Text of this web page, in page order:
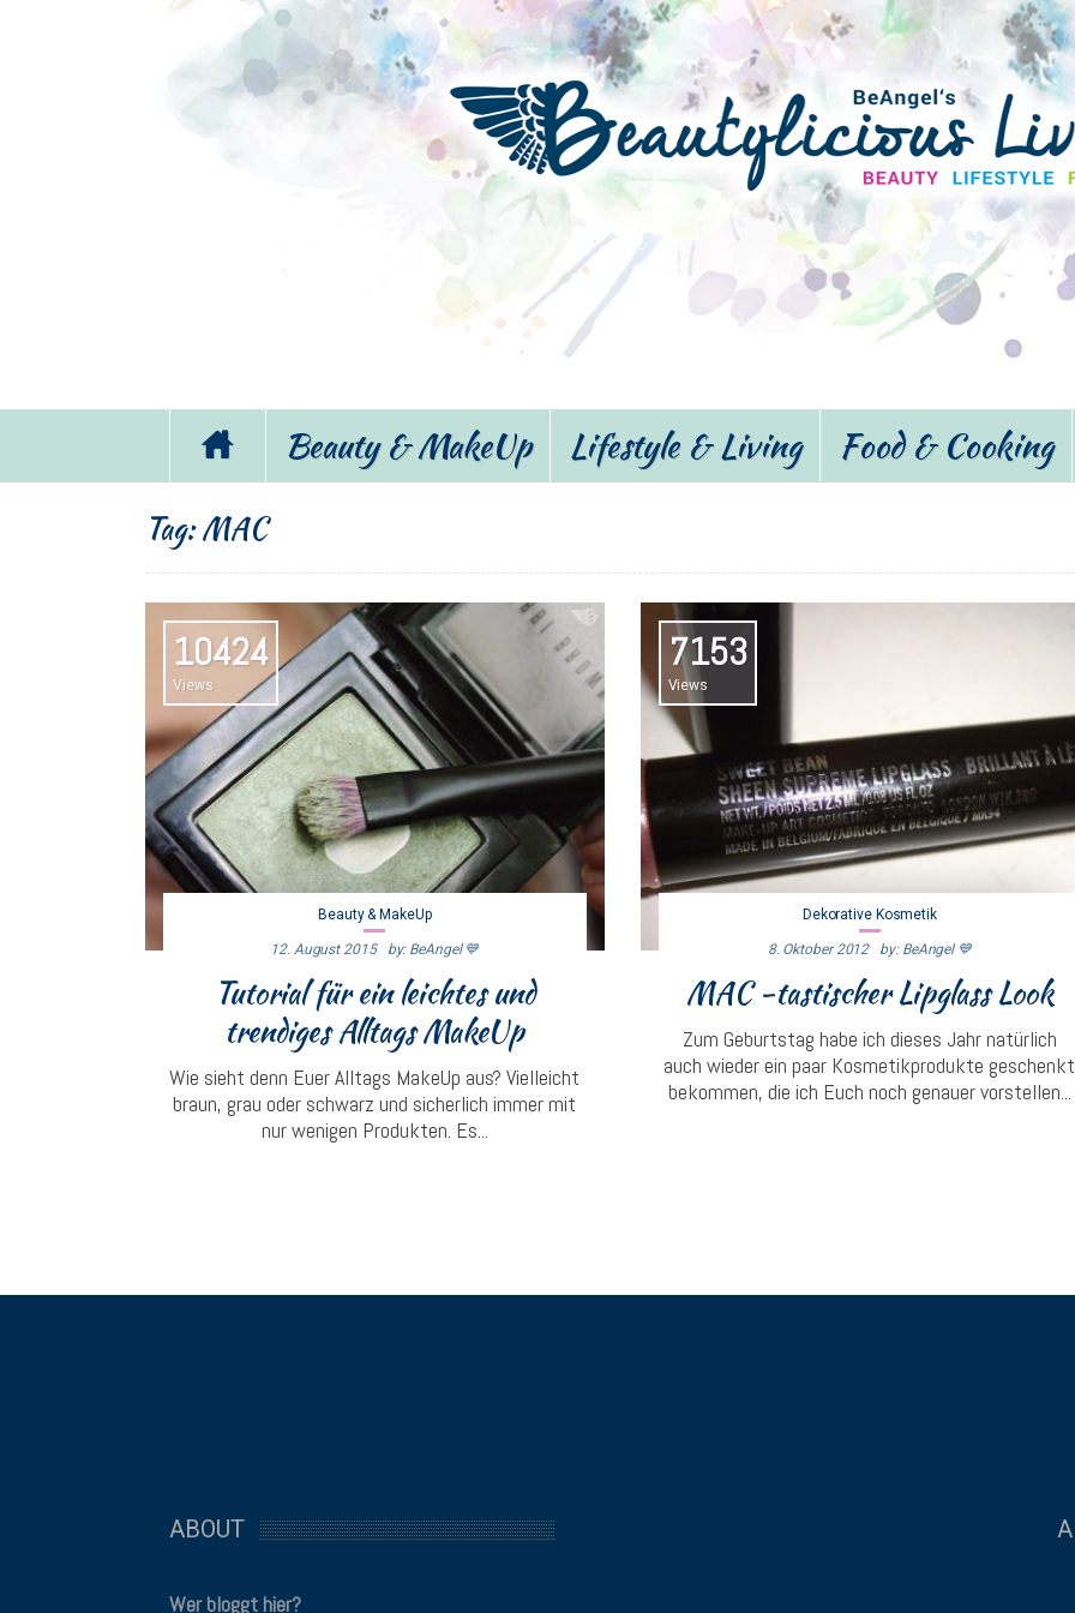
Beauty & MakeUp Lifestyle & Living Food & Cooking
Tag:MAC
10424
Views
Beauty & MakeUp
12. August 2015 By: BeAngel 💙
Tutorial für ein leichtes und
trendiges Alltags MakeUp
Wie sieht denn Euer Alltags MakeUp aus? Vielleicht
braun, grau oder schwarz und sicherlich immer mit
nur wenigen Produkten. Es...
7153
Views
Dekorative Kosmetik
8. Oktober 2012 By: BeAngel 💙
MAC -tastischer Lipglass Look
Zum Geburtstag habe ich dieses Jahr natürlich
auch wieder ein paar Kosmetikprodukte geschenkt
bekommen, die ich Euch noch genauer vorstellen...
ABOUT
Wer bloggt hier?